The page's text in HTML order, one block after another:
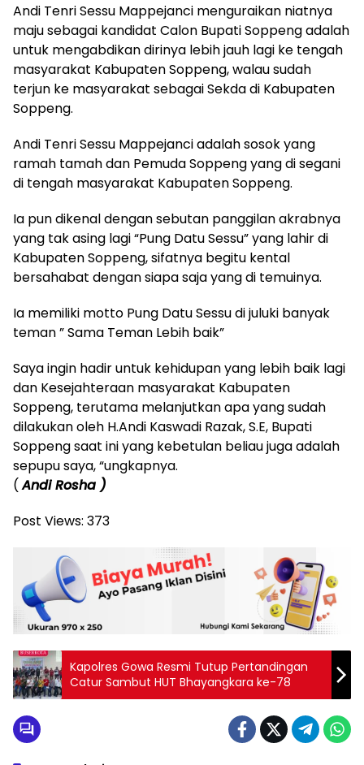
Andi Tenri Sessu Mappejanci menguraikan niatnya
maju sebagai kandidat Calon Bupati Soppeng adalah
untuk mengabdikan dirinya lebih jauh lagi ke tengah
masyarakat Kabupaten Soppeng, walau sudah
terjun ke masyarakat sebagai Sekda di Kabupaten
Soppeng.
Andi Tenri Sessu Mappejanci adalah sosok yang
ramah tamah dan Pemuda Soppeng yang di segani
di tengah masyarakat Kabupaten Soppeng.
Ia pun dikenal dengan sebutan panggilan akrabnya
yang tak asing lagi “Pung Datu Sessu” yang lahir di
Kabupaten Soppeng, sifatnya begitu kental
bersahabat dengan siapa saja yang di temuinya.
Ia memiliki motto Pung Datu Sessu di juluki banyak
teman ” Sama Teman Lebih baik”
Saya ingin hadir untuk kehidupan yang lebih baik lagi
dan Kesejahteraan masyarakat Kabupaten
Soppeng, terutama melanjutkan apa yang sudah
dilakukan oleh H.Andi Kaswadi Razak, S.E, Bupati
Soppeng saat ini yang kebetulan beliau juga adalah
sepupu saya, “ungkapnya.
(Andi Rosha )
Post Views: 373
Kapolres Gowa Resmi Tutup Pertandingan
Catur Sambut HUT Bhayangkara ke-78